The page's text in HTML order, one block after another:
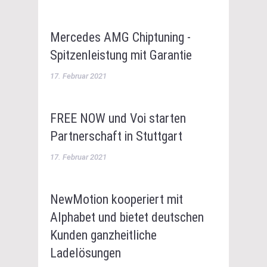
Mercedes AMG Chiptuning -
Spitzenleistung mit Garantie
17. Februar 2021
FREE NOW und Voi starten
Partnerschaft in Stuttgart
17. Februar 2021
NewMotion kooperiert mit
Alphabet und bietet deutschen
Kunden ganzheitliche
Ladelösungen